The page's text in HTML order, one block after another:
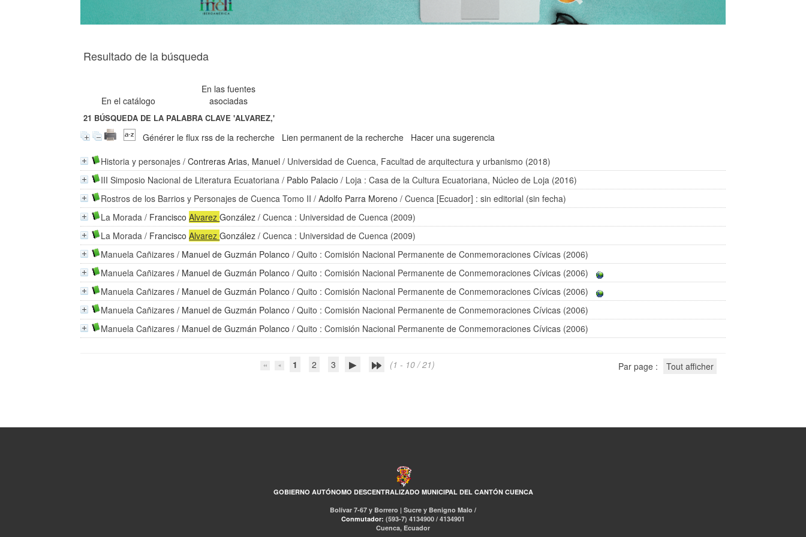
Resultado de la búsqueda
En el catálogo
En las fuentes
asociadas
21 BÚSQUEDA DE LA PALABRA CLAVE'ALVAREZ,'
Générer le flux rss de la recherche Lien permanent de la recherche
Hacer una sugerencia
Historia y personajes /Contreras Arias, Manuel / Universidad de Cuenca, Facultad de arquitectura y urbanismo (2018)
III Simposio Nacional de Literatura Ecuatoriana / Pablo Palacio / Loja : Casa de la Cultura Ecuatoriana, Núcleo de Loja (2016)
Rostros de los Barrios y Personajes de Cuenca Tomo II /Adolfo Parra Moreno / Cuenca [Ecuador] : sin editorial (sin fecha)
La Morada / FranciscoAlvarezGonzález / Cuenca : Universidad de Cuenca (2009)
La Morada / FranciscoAlvarezGonzález / Cuenca : Universidad de Cuenca (2009)
Manuela Cañizares / Manuel de Guzmán Polanco / Quito : Comisión Nacional Permanente de Conmemoraciones Cívicas (2006)
Manuela Cañizares / Manuel de Guzmán Polanco / Quito : Comisión Nacional Permanente de Conmemoraciones Cívicas (2006)
Manuela Cañizares / Manuel de Guzmán Polanco / Quito : Comisión Nacional Permanente de Conmemoraciones Cívicas (2006)
Manuela Cañizares / Manuel de Guzmán Polanco / Quito : Comisión Nacional Permanente de Conmemoraciones Cívicas (2006)
Manuela Cañizares / Manuel de Guzmán Polanco / Quito : Comisión Nacional Permanente de Conmemoraciones Cívicas (2006)
1 2 3 (1 - 10 / 21) Par page : Tout afficher
GOBIERNO AUTÓNOMO DESCENTRALIZADO MUNICIPAL DEL CANTÓN CUENCA
Bolívar 7-67 y Borrero | Sucre y Benigno Malo /
Conmutador: (593-7) 4134900 / 4134901
Cuenca, Ecuador